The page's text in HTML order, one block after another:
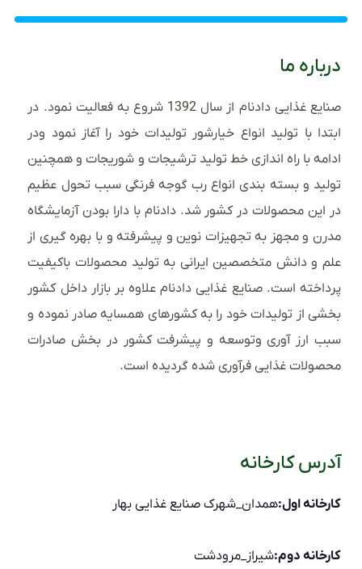
درباره ما
صنایع غذایی دادنام از سال 1392 شروع به فعالیت نمود. در
ابتدا با تولید انواع خیارشور تولیدات خود را آغاز نمود ودر
ادامه با راه اندازی خط تولید ترشیجات و شوریجات و همچنین
تولید و بسته بندی انواع رب گوجه فرنگی سبب تحول عظیم
در این محصولات در کشور شد. دادنام با دارا بودن آزمایشگاه
مدرن و مجهز به تجهیزات نوین و پیشرفته و با بهره گیری از
علم و دانش متخصصین ایرانی به تولید محصولات باکیفیت
پرداخته است. صنایع غذایی دادنام علاوه بر بازار داخل کشور
بخشی از تولیدات خود را به کشورهای همسایه صادر نموده و
سبب ارز آوری وتوسعه و پیشرفت کشور در بخش صادرات
محصولات غذایی فرآوری شده گردیده است.
آدرس کارخانه
کارخانه اول:همدان_شهرک صنایع غذایی بهار
کارخانه دوم:شیراز_مرودشت